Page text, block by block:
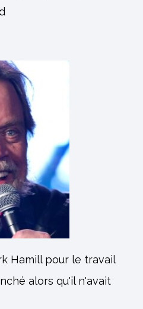
Hamill pour le travail
alors qu'il n'avait